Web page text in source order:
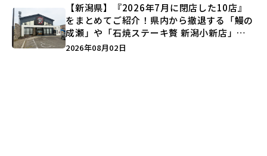
【新潟県】『2026年7月に閉店した10店』
をまとめてご紹介！県内から撤退する「鰻の
成瀬」や「石焼ステーキ贅 新潟小新店」が
営業に幕…。
2026年08月02日